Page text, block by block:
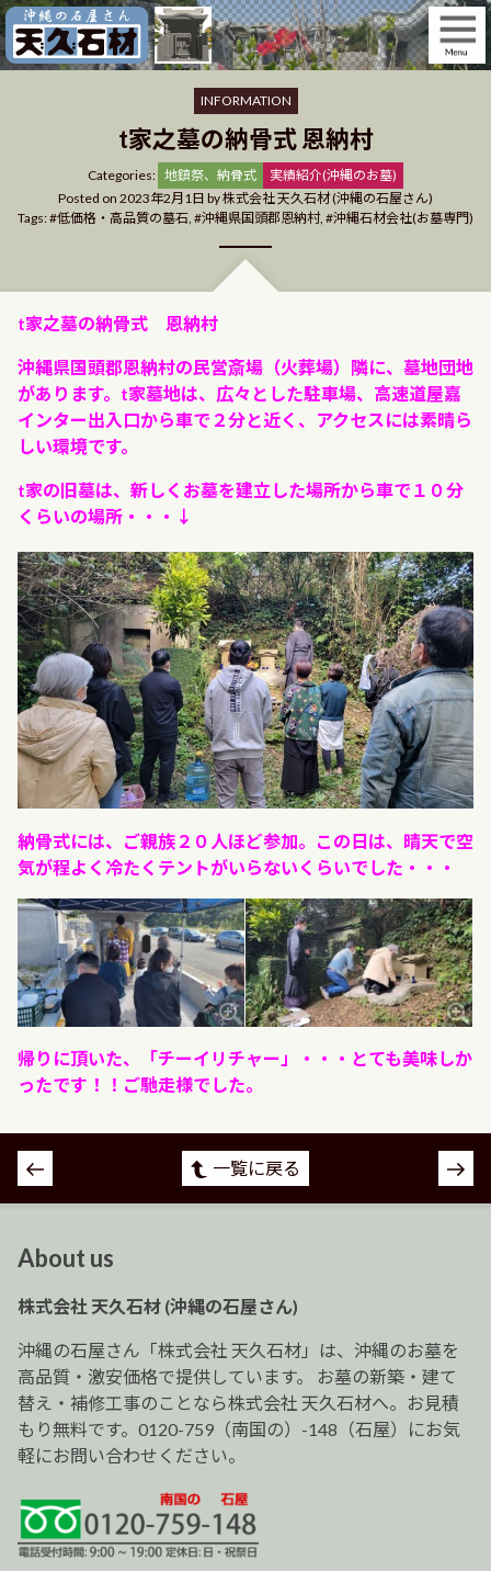
Skip
to
content
INFORMATION
t家之墓の納骨式 恩納村
Categories: Categories
地鎮祭、納骨式
実績紹介(沖縄のお墓)
Posted on 2023年2月1日 by株式会社 天久石材 (沖縄の石屋さん)
Tags: 低価格・高品質の墓石, 沖縄県国頭郡恩納村, 沖縄石材会社(お墓専門)
t家之墓の納骨式 恩納村
沖縄県国頭郡恩納村の民営斎場（火葬場）隣に、墓地団地
があります。t家墓地は、広々とした駐車場、高速道屋嘉
インター出入口から車で２分と近く、アクセスには素晴ら
しい環境です。
t家の旧墓は、新しくお墓を建立した場所から車で１０分
くらいの場所・・・↓
納骨式には、ご親族２０人ほど参加。この日は、晴天で空
気が程よく冷たくテントがいらないくらいでした・・・
帰りに頂いた、「チーイリチャー」・・・とても美味しか
ったです！！ご馳走様でした。
投
稿
ゲ
ー
シ
ョ
ン
一覧に戻る
About us
株式会社 天久石材 (沖縄の石屋さん)
沖縄の石屋さん「株式会社 天久石材」は、沖縄のお墓を
高品質・激安価格で提供しています。 お墓の新築・建て
替え・補修工事のことなら株式会社 天久石材へ。お見積
もり無料です。0120-759（南国の）-148（石屋）にお気
軽にお問い合わせください。